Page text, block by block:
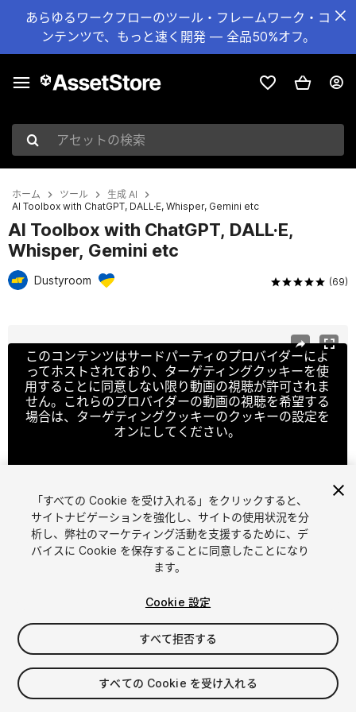
あらゆるワークフローのツール・フレームワーク・コ
ンテンツで、もっと速く開発 — 全品50%オフ。
アセットの検索
ホーム ツール
生成 AI
AI Toolbox with ChatGPT, DALL·E, Whisper, Gemini etc
AI Toolbox with ChatGPT, DALL·E,
Whisper, Gemini etc
Dustyroom (69)
このコンテンツはサードパーティのプロバイダーによ
ってホストされており、ターゲティングクッキーを使
用することに同意しない限り動画の視聴が許可されま
せん。これらのプロバイダーの動画の視聴を希望する
場合は、ターゲティングクッキーのクッキーの設定を
オンにしてください。
クッキーの設定
1/23
$29.90
消費税は決済時に計算されます
「すべての Cookie を受け入れる」をクリックすると、
サイトナビゲーションを強化し、サイトの使用状況を分
析し、弊社のマーケティング活動を支援するために、デ
バイスに Cookie を保存することに同意したことになり
ます。
Cookie 設定
すべて拒否する
すべての Cookie を受け入れる